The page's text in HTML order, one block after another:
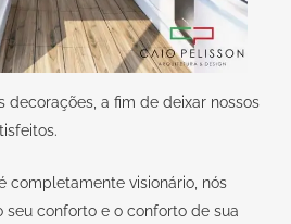
decorações, a fim de deixar nossos
completamente visionário, nós
conforto e o conforto de sua